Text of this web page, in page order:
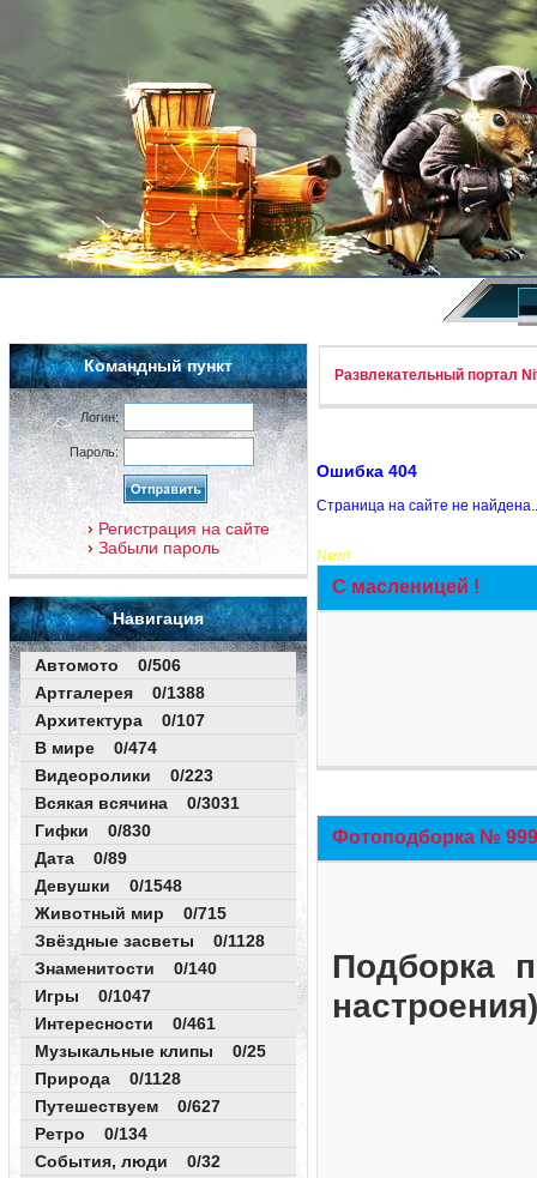
Командный пункт
Логин:
Пароль:
Регистрация на сайте
Забыли пароль
Навигация
Автомото 0/506
Артгалерея 0/1388
Архитектура 0/107
В мире 0/474
Видеоролики 0/223
Всякая всячина 0/3031
Гифки 0/830
Дата 0/89
Девушки 0/1548
Животный мир 0/715
Звёздные засветы 0/1128
Знаменитости 0/140
Игры 0/1047
Интересности 0/461
Музыкальные клипы 0/25
Природа 0/1128
Путешествуем 0/627
Ретро 0/134
События, люди 0/32
Развлекательный портал
Ошибка 404
Страница на сайте не
New!
С масленицей !
Фотоподборка №
Подборка